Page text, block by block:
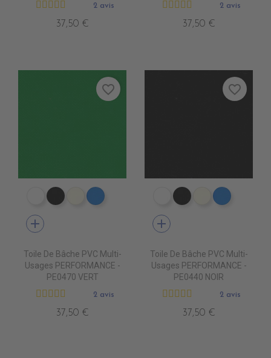
2 avis
37,50 €
2 avis
37,50 €
PE0400 BLANC
PE0440 NOIR
PE0490 IVOIRE
PE0410 BLEU ROYAL
add
Toile De Bâche PVC Multi-
Usages PERFORMANCE -
PE0470 VERT
2 avis
37,50 €
favorite_border
PE0400 BLANC
PE0440 NOIR
PE0490PE0410
add
Toile De Bâche PVC Multi-
Usages PERFORMANCE -
PE0440 NOIR
2 avis
37,50 €
favorite_border